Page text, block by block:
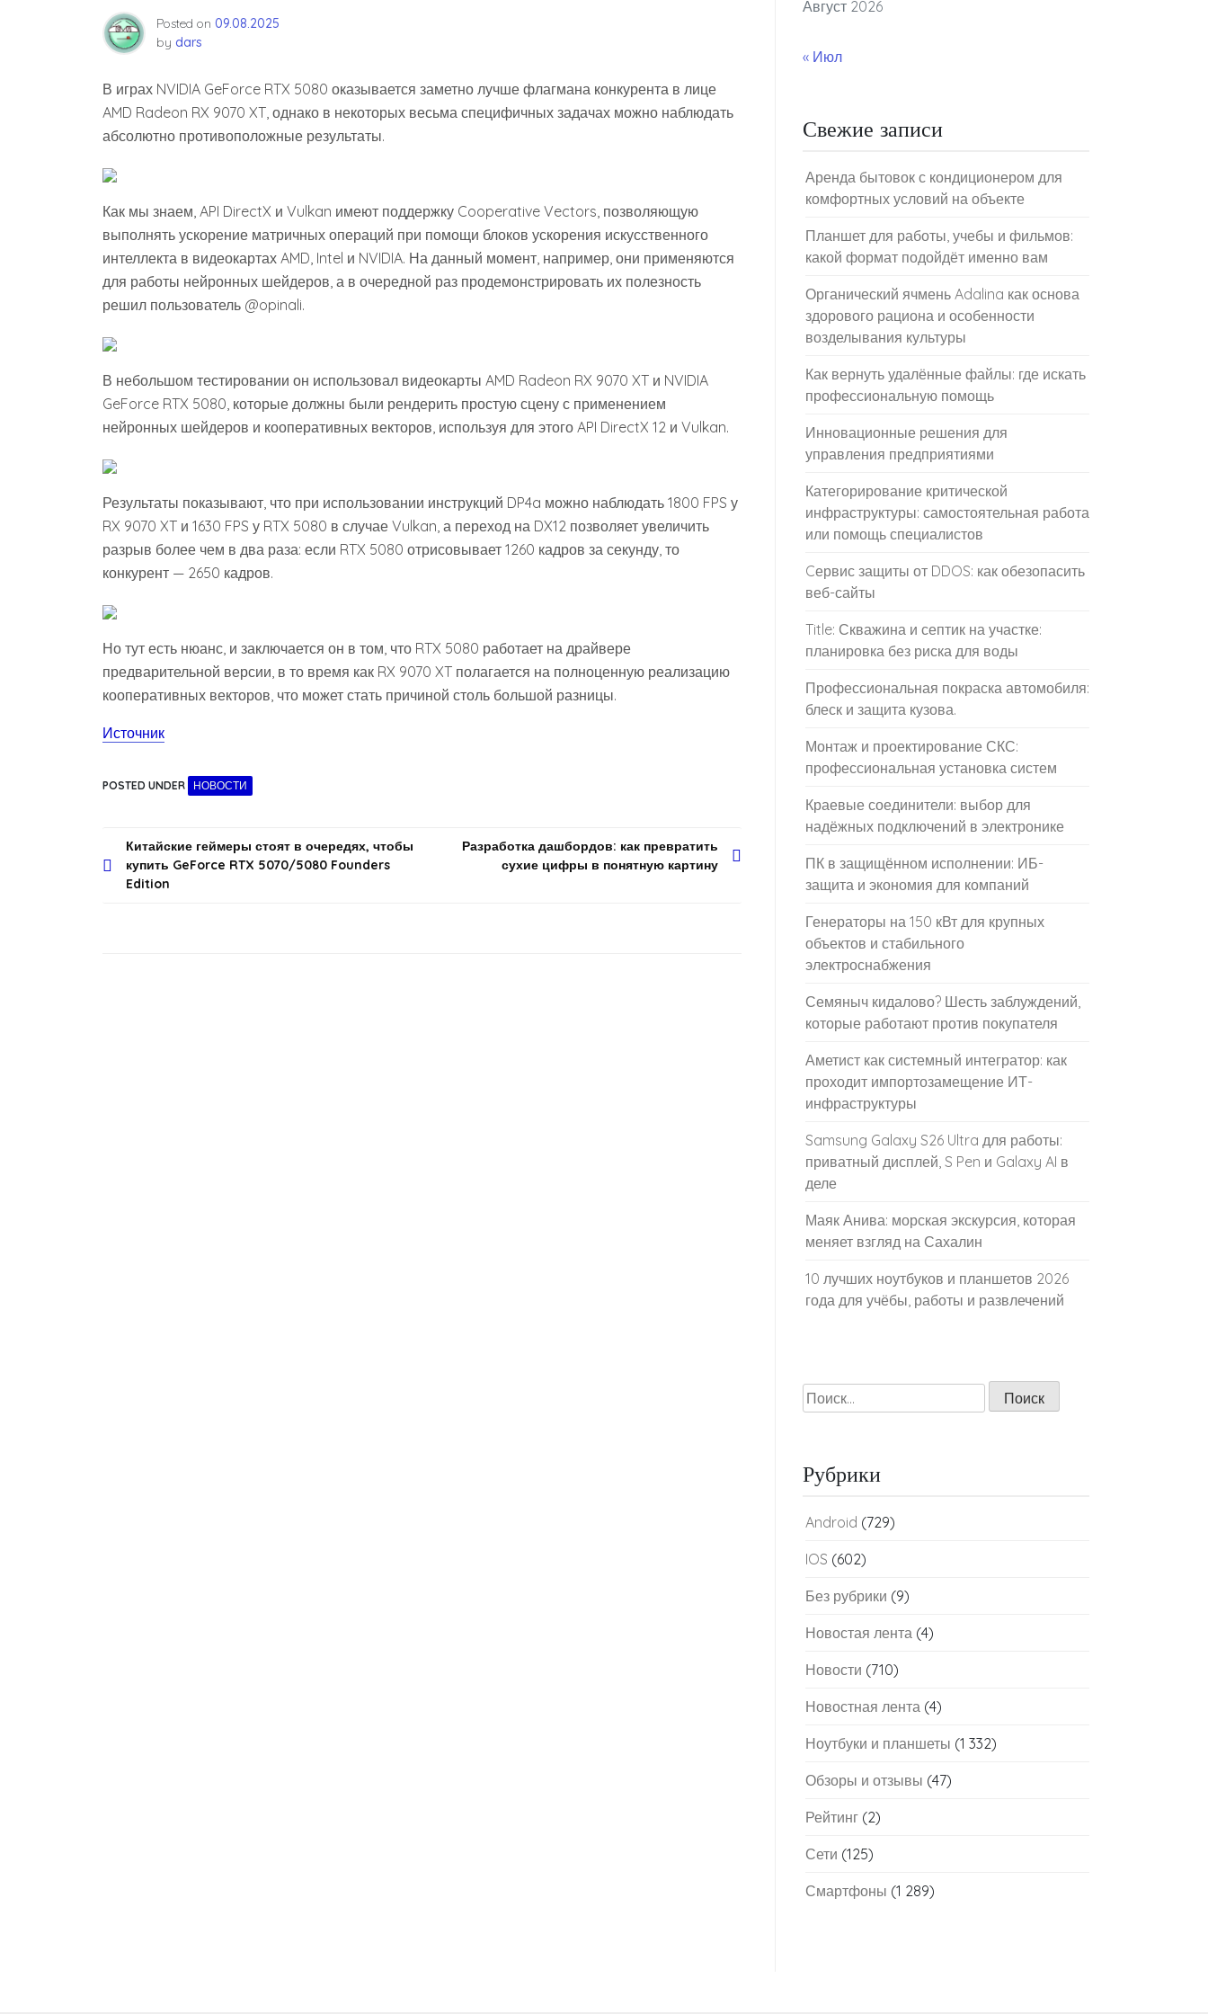
Posted on 09.08.2025
by dars
В играх NVIDIA GeForce RTX 5080 оказывается заметно лучше флагмана конкурента в лице
AMD Radeon RX 9070 XT, однако в некоторых весьма специфичных задачах можно наблюдать
абсолютно противоположные результаты.
Как мы знаем, API DirectX и Vulkan имеют поддержку Cooperative Vectors, позволяющую
выполнять ускорение матричных операций при помощи блоков ускорения искусственного
интеллекта в видеокартах AMD, Intel и NVIDIA. На данный момент, например, они применяются
для работы нейронных шейдеров, а в очередной раз продемонстрировать их полезность
решил пользователь @opinali.
В небольшом тестировании он использовал видеокарты AMD Radeon RX 9070 XT и NVIDIA
GeForce RTX 5080, которые должны были рендерить простую сцену с применением
нейронных шейдеров и кооперативных векторов, используя для этого API DirectX 12 и Vulkan.
Результаты показывают, что при использовании инструкций DP4a можно наблюдать 1800 FPS у
RX 9070 XT и 1630 FPS у RTX 5080 в случае Vulkan, а переход на DX12 позволяет увеличить
разрыв более чем в два раза: если RTX 5080 отрисовывает 1260 кадров за секунду, то
конкурент — 2650 кадров.
Но тут есть нюанс, и заключается он в том, что RTX 5080 работает на драйвере
предварительной версии, в то время как RX 9070 XT полагается на полноценную реализацию
кооперативных векторов, что может стать причиной столь большой разницы.
Источник
POSTED UNDER НОВОСТИ
Навигация
по
Китайские геймеры стоят в очередях, чтобы
купить GeForce RTX 5070/5080 Founders
Edition
Разработка дашбордов: как превратить
сухие цифры в понятную картину
Август 2026
« Июл
Свежие записи
Аренда бытовок с кондиционером для
комфортных условий на объекте
Планшет для работы, учебы и фильмов:
какой формат подойдёт именно вам
Органический ячмень Adalina как основа
здорового рациона и особенности
возделывания культуры
Как вернуть удалённые файлы: где искать
профессиональную помощь
Инновационные решения для
управления предприятиями
Категорирование критической
инфраструктуры: самостоятельная работа
или помощь специалистов
Cервис защиты от DDOS: как обезопасить
веб-сайты
Title: Скважина и септик на участке:
планировка без риска для воды
Профессиональная покраска автомобиля:
блеск и защита кузова.
Монтаж и проектирование СКС:
профессиональная установка систем
Краевые соединители: выбор для
надёжных подключений в электронике
ПК в защищённом исполнении: ИБ-
защита и экономия для компаний
Генераторы на 150 кВт для крупных
объектов и стабильного
электроснабжения
Семяныч кидалово? Шесть заблуждений,
которые работают против покупателя
Аметист как системный интегратор: как
проходит импортозамещение ИТ-
инфраструктуры
Samsung Galaxy S26 Ultra для работы:
приватный дисплей, S Pen и Galaxy AI в
деле
Маяк Анива: морская экскурсия, которая
меняет взгляд на Сахалин
10 лучших ноутбуков и планшетов 2026
года для учёбы, работы и развлечений
Найти:
Рубрики
Android (729)
IOS (602)
Без рубрики (9)
Новостая лента (4)
Новости (710)
Новостная лента (4)
Ноутбуки и планшеты (1 332)
Обзоры и отзывы (47)
Рейтинг (2)
Сети (125)
Смартфоны (1 289)